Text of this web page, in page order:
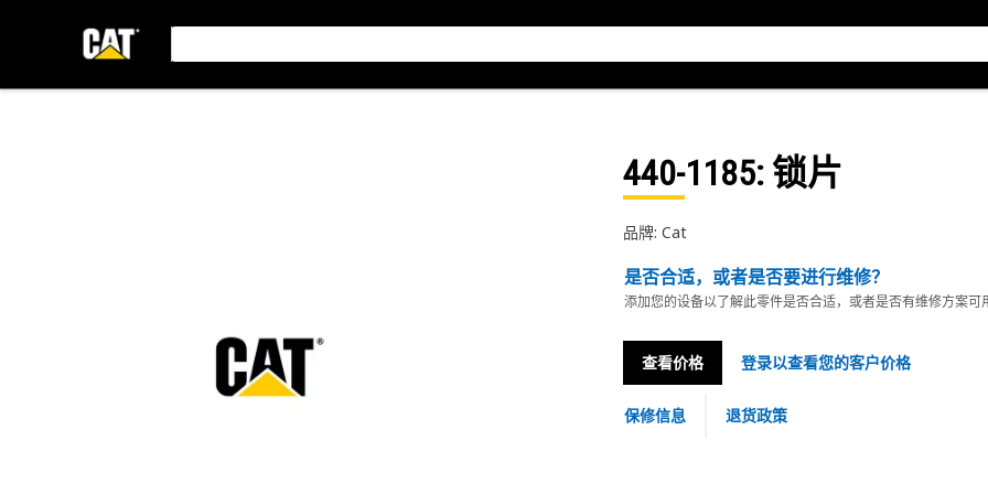
440-1185: 锁片
品牌: Cat
是否合适，或者是否要进行维修？
添加您的设备以了解此零件是否合适，或者是否有维修方案可
查看价格 登录以查看您的客户价格
保修信息 退货政策